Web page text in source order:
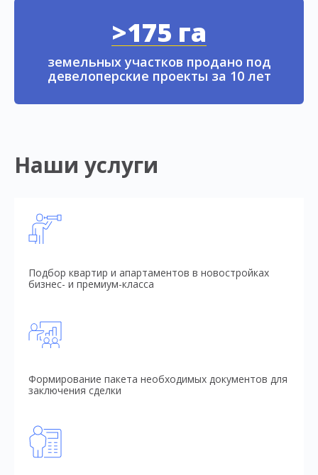
>175 га
земельных участков продано под
девелоперские проекты за 10 лет
Наши услуги
Подбор квартир и апартаментов в новостройках
бизнес- и премиум-класса
Формирование пакета необходимых документов для
заключения сделки